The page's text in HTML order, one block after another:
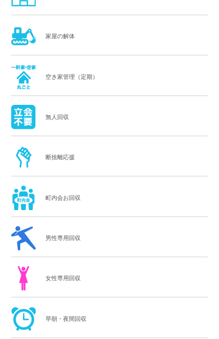
家屋の解体
空き家管理（定期）
無人回収
断捨離応援
町内会お回収
男性専用回収
女性専用回収
早朝・夜間回収